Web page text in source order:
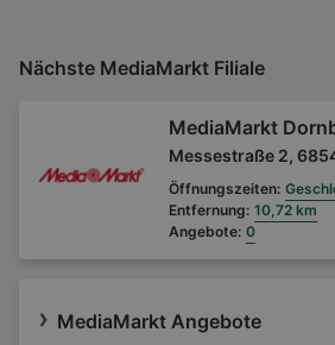
Nächste MediaMarkt Filiale
MediaMarkt
Messestraße 2,
Öffnungszeiten:
Entfernung: 10,72 km
Angebote: 0
MediaMarkt Angebote